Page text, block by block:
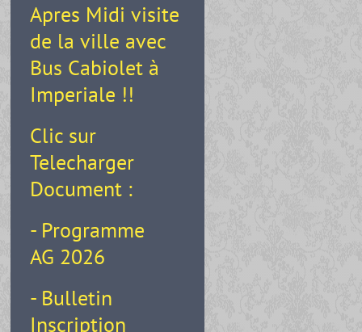
Apres Midi visite
de la ville avec
Bus Cabiolet à
Imperiale !!
Clic sur
Telecharger
Document :
- Programme
AG 2026
- Bulletin
Inscription